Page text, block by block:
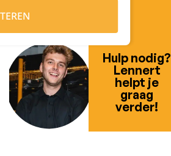
Hulp nodig?
Lennert
helpt je
graag
verder!